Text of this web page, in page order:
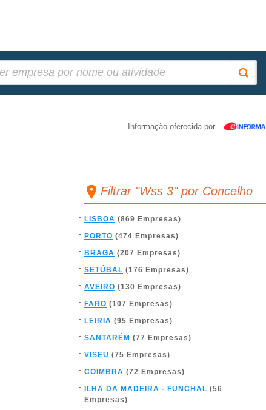
Informação oferecida por
Filtrar "Wss 3" por Concelho
LISBOA (869 Empresas)
PORTO (474 Empresas)
BRAGA (207 Empresas)
SETÚBAL (176 Empresas)
AVEIRO (130 Empresas)
FARO (107 Empresas)
LEIRIA (95 Empresas)
SANTARÉM (77 Empresas)
VISEU (75 Empresas)
COIMBRA (72 Empresas)
ILHA DA MADEIRA - FUNCHAL (56
Empresas)